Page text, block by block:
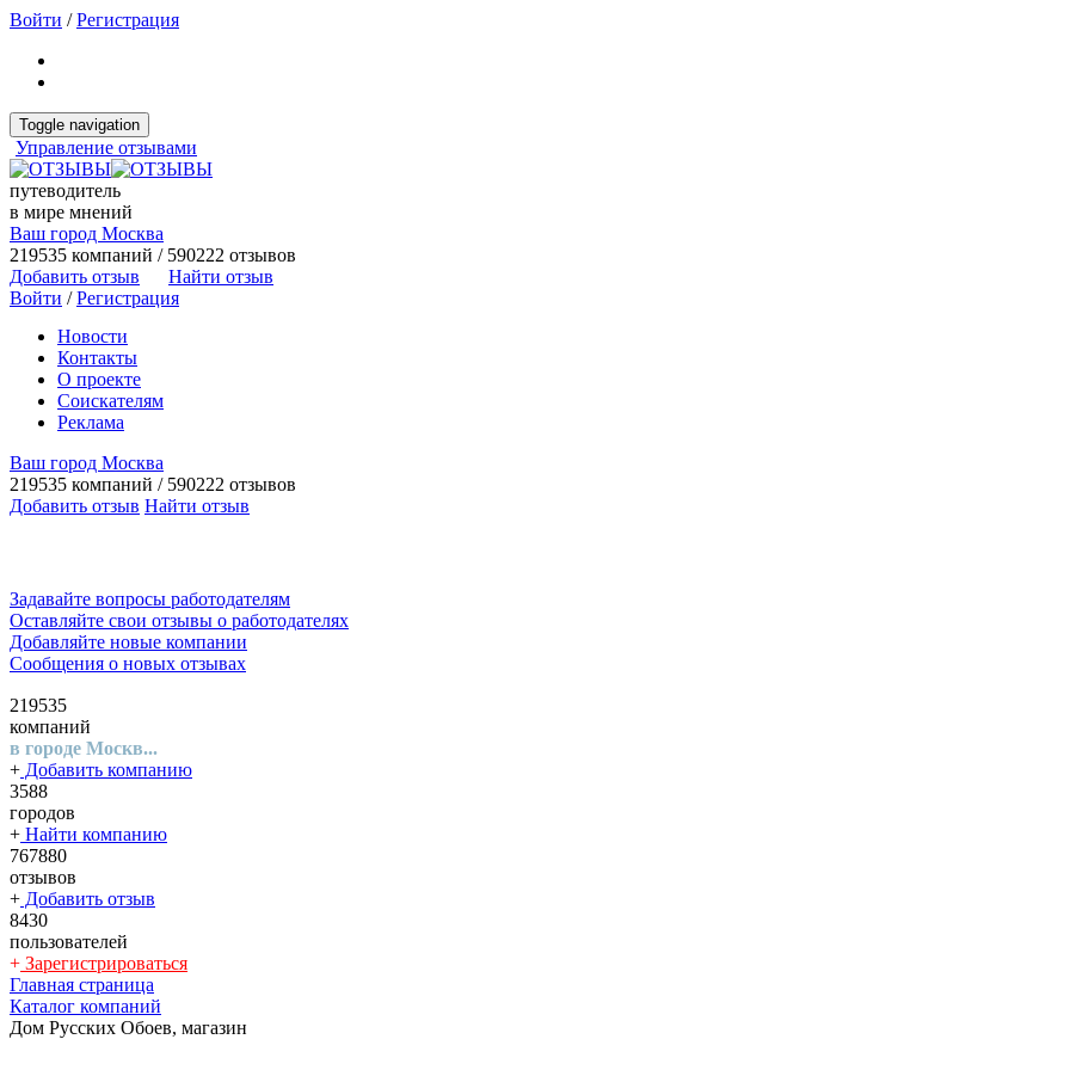
Войти /Регистрация
Toggle navigation
Управление отзывами
путеводитель
в мире мнений
Ваш город Москва
219535 компаний / 590222 отзывов
Добавить отзыв
Найти отзыв
Войти /Регистрация
Новости
Контакты
О проекте
Соискателям
Реклама
Ваш город Москва
219535 компаний / 590222 отзывов
Добавить отзыв Найти отзыв
Задавайте вопросы работодателям
Оставляйте свои отзывы о работодателях
Добавляйте новые компании
Сообщения о новых отзывах
219535
компаний
в городе Москв...
+ Добавить компанию
3588
городов
+ Найти компанию
767880
отзывов
+ Добавить отзыв
8430
пользователей
+ Зарегистрироваться
Главная страница
Каталог компаний
Дом Русских Обоев, магазин